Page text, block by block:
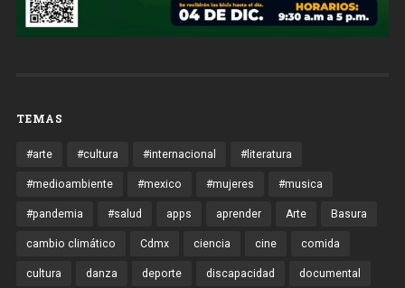
TEMAS
#arte #cultura #internacional #literatura
#medioambiente #mexico #mujeres #musica
#pandemia #salud apps aprender Arte Basura
cambio climático Cdmx ciencia cine comida
cultura danza deporte discapacidad documental